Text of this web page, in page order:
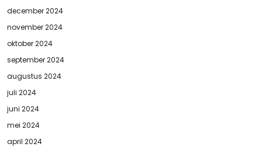
december 2024
november 2024
oktober 2024
september 2024
augustus 2024
juli 2024
juni 2024
mei 2024
april 2024